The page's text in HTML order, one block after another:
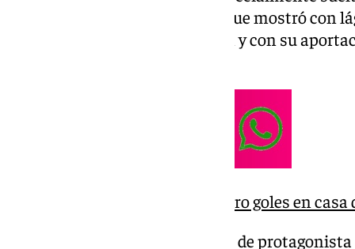
gol que supuso una liberación que mostró con
en el último partido estuvo bien y con su
El Málaga no marcaba cuatro goles en casa
El segundo tanto también tiene de protagonista